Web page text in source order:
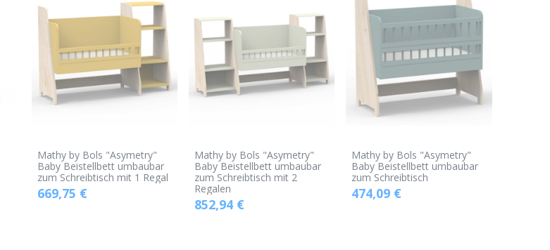
Mathy by Bols "Asymetry"
Baby Beistellbett umbaubar
zum Schreibtisch mit 1 Regal
669,75 €
Mathy by Bols "Asymetry"
Baby Beistellbett umbaubar
zum Schreibtisch mit 2
Regalen
852,94 €
Mathy by Bols "Asymetry"
Baby Beistellbett umbaubar
zum Schreibtisch
474,09 €